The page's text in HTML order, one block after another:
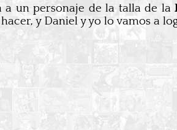
a un personaje de la talla de la
y Daniel y yo lo vamos a